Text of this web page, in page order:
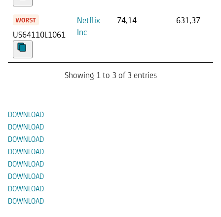
US64110L1061
Netflix
Inc
74,14 631,37
Showing 1 to 3 of 3 entries
DOWNLOAD
DOWNLOAD
DOWNLOAD
DOWNLOAD
DOWNLOAD
DOWNLOAD
DOWNLOAD
DOWNLOAD